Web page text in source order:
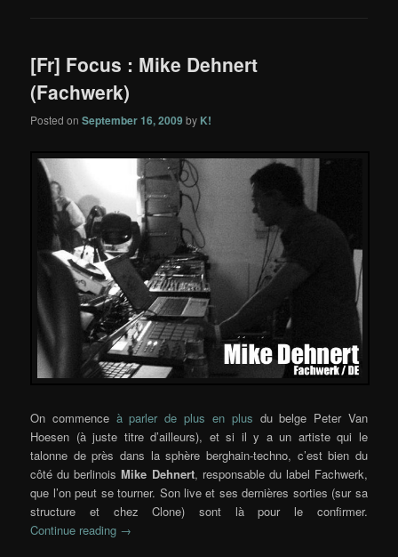
[Fr] Focus : Mike Dehnert
(Fachwerk)
Posted onSeptember 16, 2009 by K!
On commence à parler de plus en plus du belge Peter Van
Hoesen (à juste titre d’ailleurs), et si il y a un artiste qui le
talonne de près dans la sphère berghain-techno, c’est bien du
côté du berlinoisMike Dehnert, responsable du label Fachwerk,
que l’on peut se tourner. Son live et ses dernières sorties (sur sa
structure et chez Clone) sont là pour le confirmer.
Continue reading →